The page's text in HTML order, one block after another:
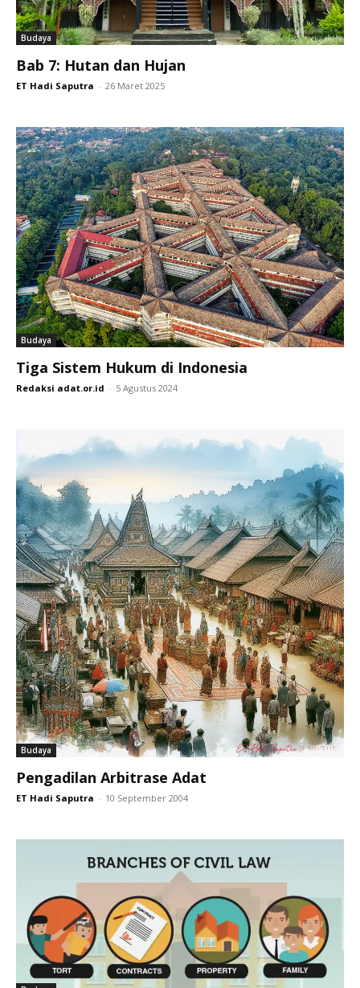
Budaya
Bab 7: Hutan dan Hujan
ET Hadi Saputra - 26 Maret 2025
Budaya
Tiga Sistem Hukum di Indonesia
Redaksi adat.or.id - 5 Agustus 2024
Budaya
Pengadilan Arbitrase Adat
ET Hadi Saputra - 10 September 2004